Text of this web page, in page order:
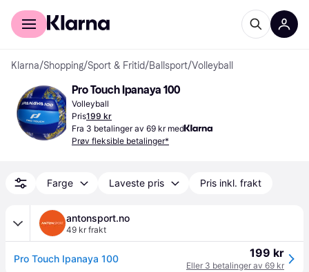
For kunder
Klarna/Shopping/Sport & Fritid/Ballsport/Volleyball
Pro Touch Ipanaya 100
Volleyball
Pris199 kr
Fra 3 betalinger av 69 kr med
Prøv fleksible betalinger*
Farge Laveste pris Pris inkl. frakt
antonsport.no
49 kr frakt
Pro Touch Ipanaya 100 199 kr
Eller 3 betalinger av 69 kr